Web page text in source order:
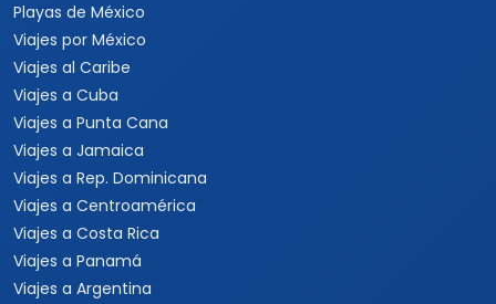
Playas de México
Viajes por México
Viajes al Caribe
Viajes a Cuba
Viajes a Punta Cana
Viajes a Jamaica
Viajes a Rep. Dominicana
Viajes a Centroamérica
Viajes a Costa Rica
Viajes a Panamá
Viajes a Argentina